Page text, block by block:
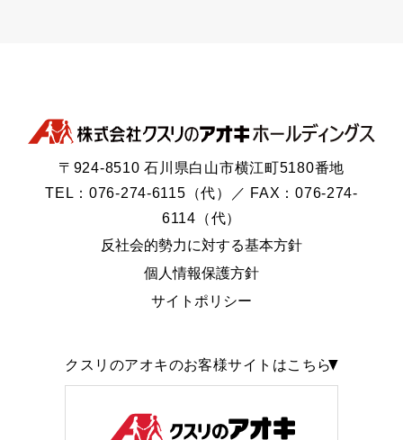
〒924-8510 石川県白山市横江町5180番地
TEL：076-274-6115（代）／ FAX：076-274-
6114（代）
反社会的勢力に対する基本方針
個人情報保護方針
サイトポリシー
クスリのアオキのお客様サイトはこちら